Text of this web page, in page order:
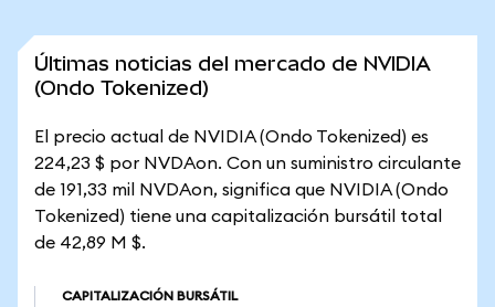
Últimas noticias del mercado de NVIDIA
(Ondo Tokenized)
El precio actual de NVIDIA (Ondo Tokenized) es
224,23 $ por NVDAon. Con un suministro circulante
de 191,33 mil NVDAon, significa que NVIDIA (Ondo
Tokenized) tiene una capitalización bursátil total
de 42,89 M $.
CAPITALIZACIÓN BURSÁTIL